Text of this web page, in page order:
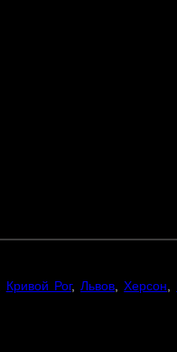
Кривой Рог, Львов ,Херсон